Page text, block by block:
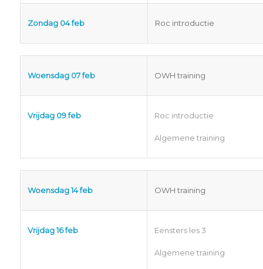
Zondag 04 feb Roc introductie
Woensdag 07 feb OWH training
Vrijdag 09 feb Roc introductie
Algemene training
Woensdag 14 feb OWH training
Vrijdag 16 feb Eensters les 3
Algemene training